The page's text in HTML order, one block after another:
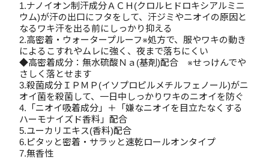
1.ナノイオン制汗成分ＡＣＨ(クロルヒドロキシアルミニ
ウム)が汗の出口にフタをして、汗ジミやニオイの原因と
なるワキ汗を出る前にしっかり抑える
2.高密着・ウォータープルーフ※処方で、服やワキの動き
によるこすれやムレに強く、夜まで落ちにくい
◆高密着成分：無水硫酸Ｎａ(基剤)配合 ※せっけんでや
さしく落とせます
3.殺菌成分ＩＰＭＰ(イソプロピルメチルフェノール)がニ
オイ菌を殺菌して、一日中しっかりワキのニオイを防ぐ
4.「ニオイ吸着成分」＋「嫌なニオイを目立たなくする
ハーモナイズド香料」配合
5.ユーカリエキス(香料)配合
6.ピタッと密着・サラッと速乾ロールオンタイプ
7.無香性